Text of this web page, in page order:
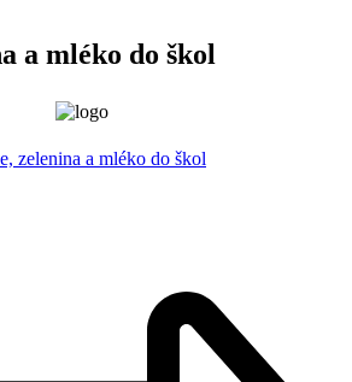
a mléko do škol
zelenina a mléko do škol